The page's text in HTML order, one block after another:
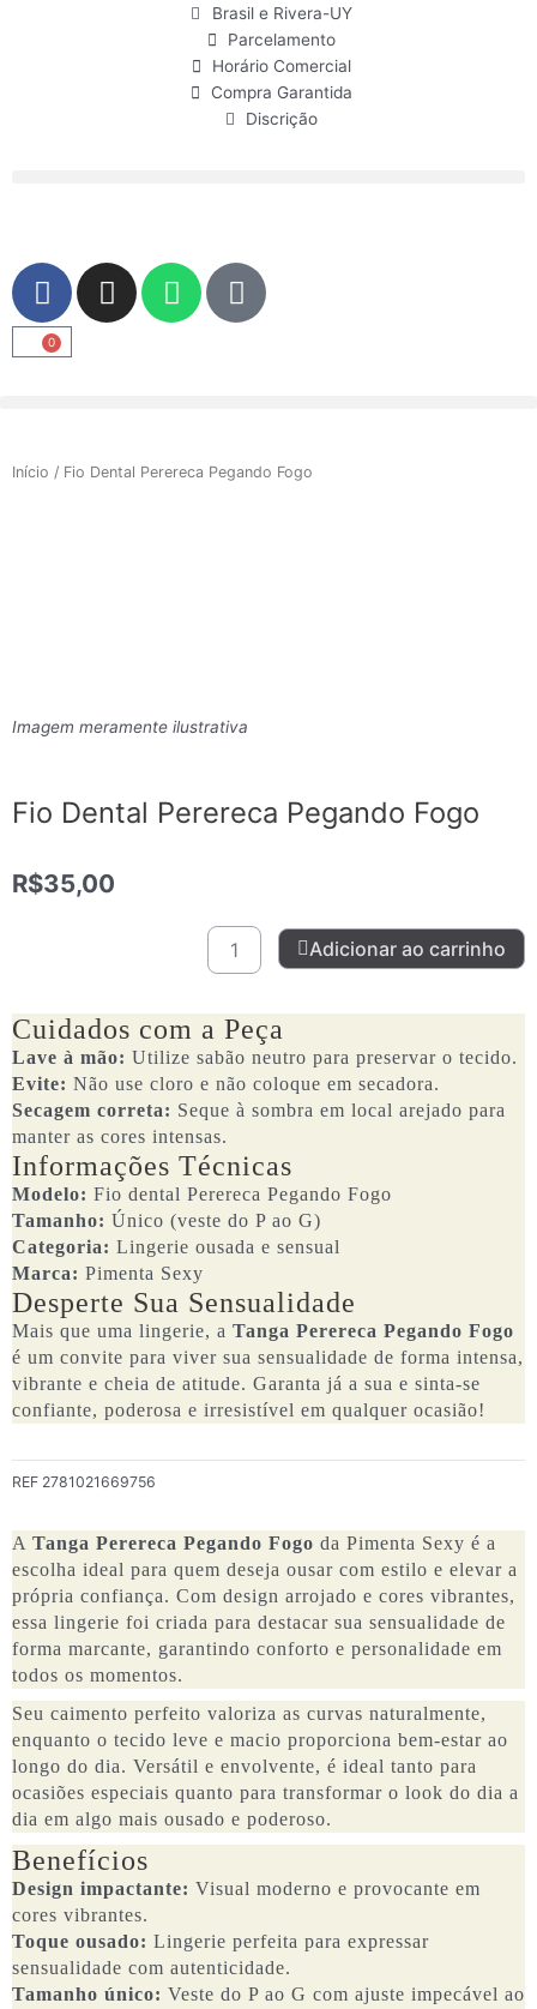
Brasil e Rivera-UY
Parcelamento
Horário Comercial
Compra Garantida
Discrição
F
a
c
e
o
k
I
n
a
W
h
p
U
s
0
Carrinho
Início / Fio Dental Perereca Pegando Fogo
Imagem meramente ilustrativa
Fio Dental Perereca Pegando Fogo
R$35,00
Fio
Dental
Pegando
Fogo
quantidade
Adicionar ao carrinho
Cuidados com a Peça
Lave à mão: Utilize sabão neutro para preservar o tecido.
Evite: Não use cloro e não coloque em secadora.
Secagem correta: Seque à sombra em local arejado para
manter as cores intensas.
Informações Técnicas
Modelo: Fio dental Perereca Pegando Fogo
Tamanho: Único (veste do P ao G)
Categoria: Lingerie ousada e sensual
Marca: Pimenta Sexy
Desperte Sua Sensualidade
Mais que uma lingerie, a Tanga Perereca Pegando Fogo
é um convite para viver sua sensualidade de forma intensa,
vibrante e cheia de atitude. Garanta já a sua e sinta-se
confiante, poderosa e irresistível em qualquer ocasião!
REF 2781021669756
A Tanga Perereca Pegando Fogo da Pimenta Sexy é a
escolha ideal para quem deseja ousar com estilo e elevar a
própria confiança. Com design arrojado e cores vibrantes,
essa lingerie foi criada para destacar sua sensualidade de
forma marcante, garantindo conforto e personalidade em
todos os momentos.
Seu caimento perfeito valoriza as curvas naturalmente,
enquanto o tecido leve e macio proporciona bem-estar ao
longo do dia. Versátil e envolvente, é ideal tanto para
ocasiões especiais quanto para transformar o look do dia a
dia em algo mais ousado e poderoso.
Benefícios
Design impactante: Visual moderno e provocante em
cores vibrantes.
Toque ousado: Lingerie perfeita para expressar
sensualidade com autenticidade.
Tamanho único: Veste do P ao G com ajuste impecável ao